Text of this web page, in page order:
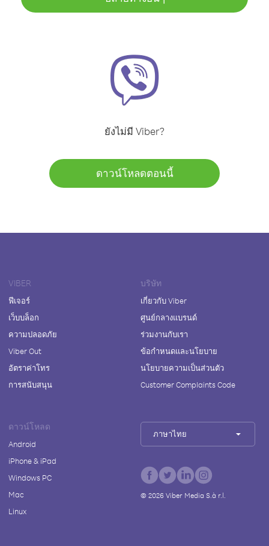
ยังไม่มี Viber?
ดาวน์โหลดตอนนี้
VIBER
ฟีเจอร์
เว็บบล็อก
ความปลอดภัย
Viber Out
อัตราค่าโทร
การสนับสนุน
บริษัท
เกี่ยวกับ Viber
ศูนย์กลางแบรนด์
ร่วมงานกับเรา
ข้อกำหนดและนโยบาย
นโยบายความเป็นส่วนตัว
Customer Complaints Code
ดาวน์โหลด
Android
iPhone & iPad
Windows PC
Mac
Linux
ภาษาไทย
© 2026Viber Media S.à r.l.